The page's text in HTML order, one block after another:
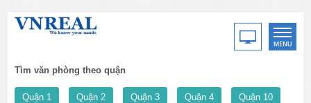
Tìm văn phòng theo quận
Quận 1 Quận 2 Quận 3 Quận 4 Quận 10